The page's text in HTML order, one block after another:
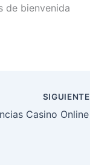
de bienvenida
SIGUIENTE